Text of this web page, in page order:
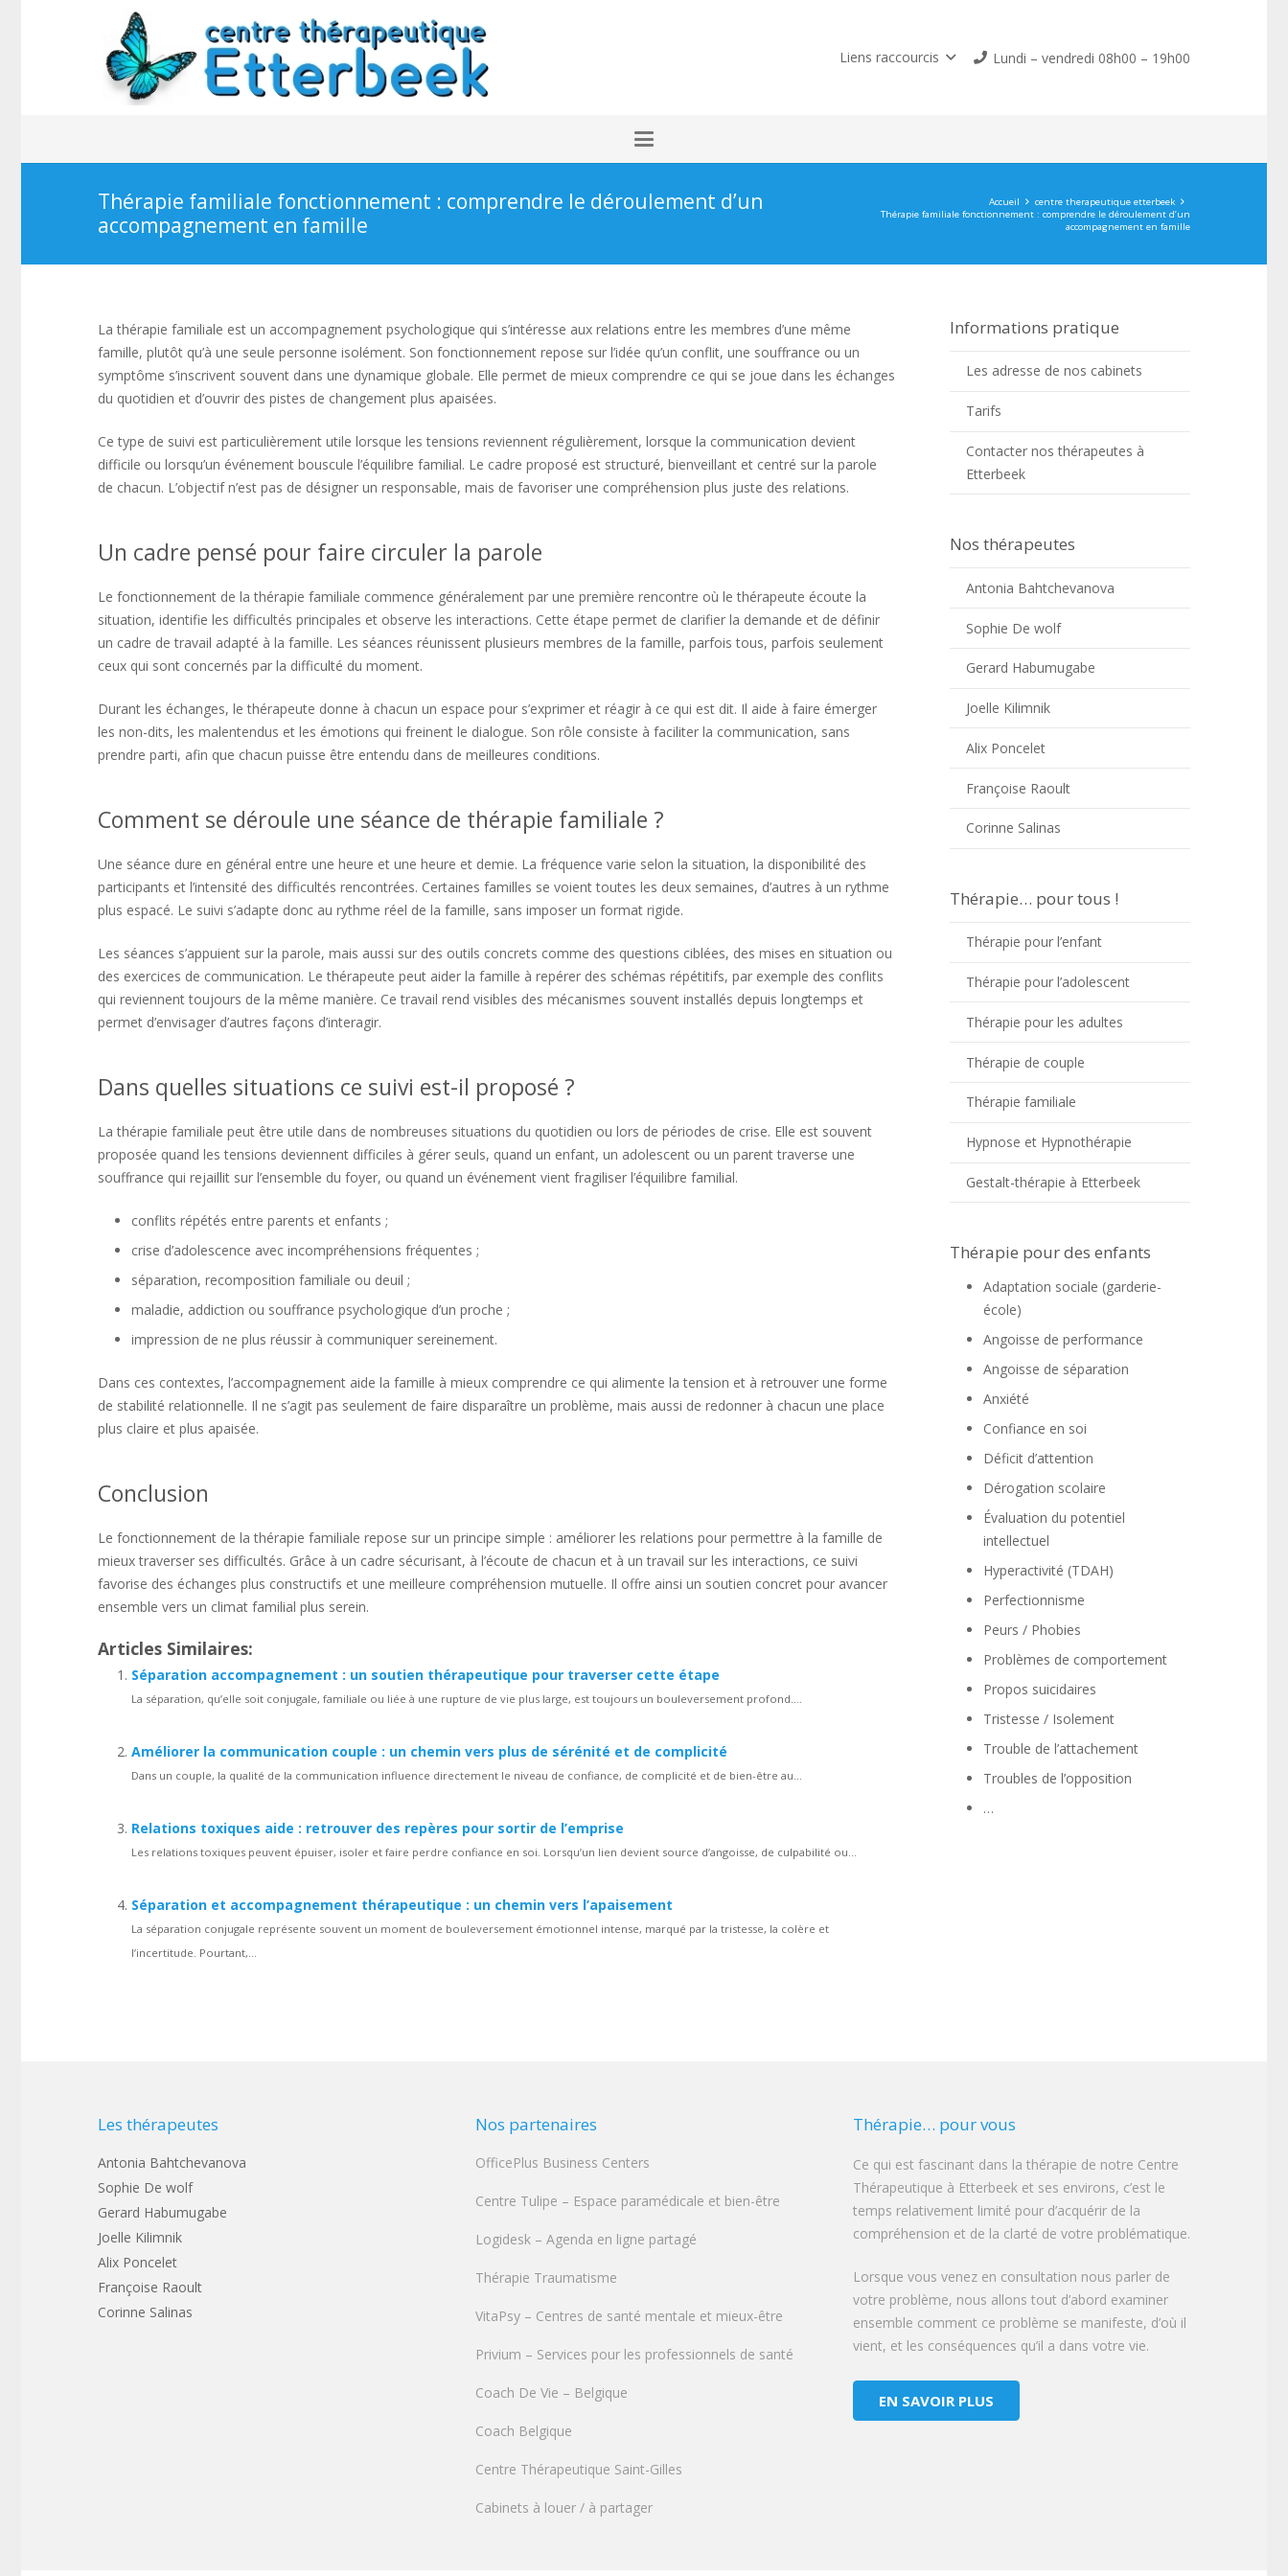
Liens raccourcis Lundi – vendredi 08h00 – 19h00
Thérapie familiale fonctionnement : comprendre le déroulement d’un
accompagnement en famille
Accueil
centre therapeutique etterbeek
Thérapie familiale fonctionnement : comprendre le déroulement d’un
accompagnement en famille
La thérapie familiale est un accompagnement psychologique qui s’intéresse aux relations entre les membres d’une même
famille, plutôt qu’à une seule personne isolément. Son fonctionnement repose sur l’idée qu’un conflit, une souffrance ou un
symptôme s’inscrivent souvent dans une dynamique globale. Elle permet de mieux comprendre ce qui se joue dans les échanges
du quotidien et d’ouvrir des pistes de changement plus apaisées.
Ce type de suivi est particulièrement utile lorsque les tensions reviennent régulièrement, lorsque la communication devient
difficile ou lorsqu’un événement bouscule l’équilibre familial. Le cadre proposé est structuré, bienveillant et centré sur la parole
de chacun. L’objectif n’est pas de désigner un responsable, mais de favoriser une compréhension plus juste des relations.
Un cadre pensé pour faire circuler la parole
Le fonctionnement de la thérapie familiale commence généralement par une première rencontre où le thérapeute écoute la
situation, identifie les difficultés principales et observe les interactions. Cette étape permet de clarifier la demande et de définir
un cadre de travail adapté à la famille. Les séances réunissent plusieurs membres de la famille, parfois tous, parfois seulement
ceux qui sont concernés par la difficulté du moment.
Durant les échanges, le thérapeute donne à chacun un espace pour s’exprimer et réagir à ce qui est dit. Il aide à faire émerger
les non-dits, les malentendus et les émotions qui freinent le dialogue. Son rôle consiste à faciliter la communication, sans
prendre parti, afin que chacun puisse être entendu dans de meilleures conditions.
Comment se déroule une séance de thérapie familiale ?
Une séance dure en général entre une heure et une heure et demie. La fréquence varie selon la situation, la disponibilité des
participants et l’intensité des difficultés rencontrées. Certaines familles se voient toutes les deux semaines, d’autres à un rythme
plus espacé. Le suivi s’adapte donc au rythme réel de la famille, sans imposer un format rigide.
Les séances s’appuient sur la parole, mais aussi sur des outils concrets comme des questions ciblées, des mises en situation ou
des exercices de communication. Le thérapeute peut aider la famille à repérer des schémas répétitifs, par exemple des conflits
qui reviennent toujours de la même manière. Ce travail rend visibles des mécanismes souvent installés depuis longtemps et
permet d’envisager d’autres façons d’interagir.
Dans quelles situations ce suivi est-il proposé ?
La thérapie familiale peut être utile dans de nombreuses situations du quotidien ou lors de périodes de crise. Elle est souvent
proposée quand les tensions deviennent difficiles à gérer seuls, quand un enfant, un adolescent ou un parent traverse une
souffrance qui rejaillit sur l’ensemble du foyer, ou quand un événement vient fragiliser l’équilibre familial.
conflits répétés entre parents et enfants ;
crise d’adolescence avec incompréhensions fréquentes ;
séparation, recomposition familiale ou deuil ;
maladie, addiction ou souffrance psychologique d’un proche ;
impression de ne plus réussir à communiquer sereinement.
Dans ces contextes, l’accompagnement aide la famille à mieux comprendre ce qui alimente la tension et à retrouver une forme
de stabilité relationnelle. Il ne s’agit pas seulement de faire disparaître un problème, mais aussi de redonner à chacun une place
plus claire et plus apaisée.
Conclusion
Le fonctionnement de la thérapie familiale repose sur un principe simple : améliorer les relations pour permettre à la famille de
mieux traverser ses difficultés. Grâce à un cadre sécurisant, à l’écoute de chacun et à un travail sur les interactions, ce suivi
favorise des échanges plus constructifs et une meilleure compréhension mutuelle. Il offre ainsi un soutien concret pour avancer
ensemble vers un climat familial plus serein.
Articles Similaires:
Séparation accompagnement : un soutien thérapeutique pour traverser cette étape
La séparation, qu’elle soit conjugale, familiale ou liée à une rupture de vie plus large, est toujours un bouleversement profond....
Améliorer la communication couple : un chemin vers plus de sérénité et de complicité
Dans un couple, la qualité de la communication influence directement le niveau de confiance, de complicité et de bien-être au...
Relations toxiques aide : retrouver des repères pour sortir de l’emprise
Les relations toxiques peuvent épuiser, isoler et faire perdre confiance en soi. Lorsqu’un lien devient source d’angoisse, de culpabilité ou...
Séparation et accompagnement thérapeutique : un chemin vers l’apaisement
La séparation conjugale représente souvent un moment de bouleversement émotionnel intense, marqué par la tristesse, la colère et
l’incertitude. Pourtant,...
Informations pratique
Les adresse de nos cabinets
Tarifs
Contacter nos thérapeutes à
Etterbeek
Nos thérapeutes
Antonia Bahtchevanova
Sophie De wolf
Gerard Habumugabe
Joelle Kilimnik
Alix Poncelet
Françoise Raoult
Corinne Salinas
Thérapie… pour tous !
Thérapie pour l’enfant
Thérapie pour l’adolescent
Thérapie pour les adultes
Thérapie de couple
Thérapie familiale
Hypnose et Hypnothérapie
Gestalt-thérapie à Etterbeek
Thérapie pour des enfants
Adaptation sociale (garderie-
école)
Angoisse de performance
Angoisse de séparation
Anxiété
Confiance en soi
Déficit d’attention
Dérogation scolaire
Évaluation du potentiel
intellectuel
Hyperactivité (TDAH)
Perfectionnisme
Peurs / Phobies
Problèmes de comportement
Propos suicidaires
Tristesse / Isolement
Trouble de l’attachement
Troubles de l’opposition
…
Les thérapeutes
Antonia Bahtchevanova
Sophie De wolf
Gerard Habumugabe
Joelle Kilimnik
Alix Poncelet
Françoise Raoult
Corinne Salinas
Nos partenaires
OfficePlus Business Centers
Centre Tulipe – Espace paramédicale et bien-être
Logidesk – Agenda en ligne partagé
Thérapie Traumatisme
VitaPsy – Centres de santé mentale et mieux-être
Privium – Services pour les professionnels de santé
Coach De Vie – Belgique
Coach Belgique
Centre Thérapeutique Saint-Gilles
Cabinets à louer / à partager
Thérapie… pour vous
Ce qui est fascinant dans la thérapie de notre Centre
Thérapeutique à Etterbeek et ses environs, c’est le
temps relativement limité pour d’acquérir de la
compréhension et de la clarté de votre problématique.
Lorsque vous venez en consultation nous parler de
votre problème, nous allons tout d’abord examiner
ensemble comment ce problème se manifeste, d’où il
vient, et les conséquences qu’il a dans votre vie.
EN SAVOIR PLUS